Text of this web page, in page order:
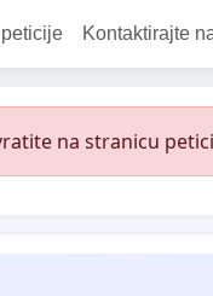
Kontaktirajte
na stranicu